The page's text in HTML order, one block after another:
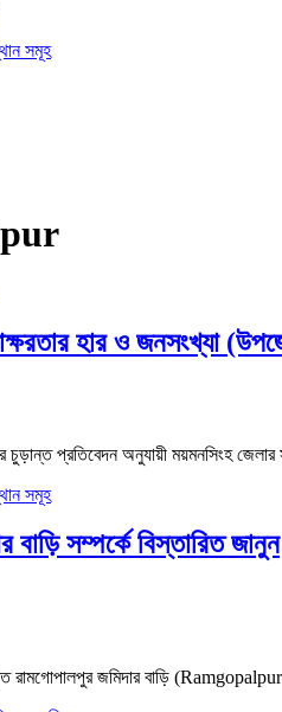
সমূহ
হার ও জনসংখ্যা
প্রতিবেদন অনুযায়ী ময়মনসিংহ
সমূহ
বাড়ি সম্পর্কে বিস্তারিত জানুন
রামগোপালপুর জমিদার বাড়ি